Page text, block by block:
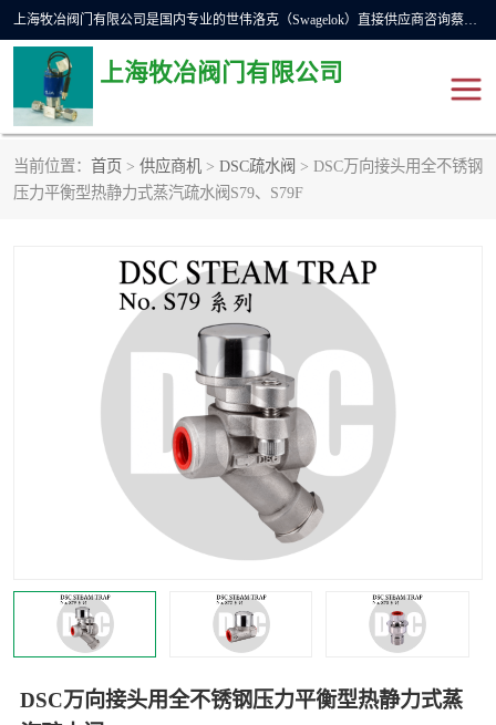
上海牧冶阀门有限公司是国内专业的世伟洛克（Swagelok）直接供应商咨询蔡工，主营世伟洛克球阀、世伟洛克针型阀、世伟洛克隔膜阀、世伟洛克旋塞阀、世伟洛克单向阀、世伟洛克接头、世伟洛克快速接头、世伟洛克卡套管、世伟洛克弯管器、世伟洛克工具等。
上海牧冶阀门有限公司
当前位置： 首页 > 供应商机 > DSC疏水阀 > DSC万向接头用全不锈钢
压力平衡型热静力式蒸汽疏水阀S79、S79F
DSC万向接头用全不锈钢压力平衡型热静力式蒸
世伟洛克 世伟洛克接头
世伟洛克过滤器 世伟洛克隔膜阀
世伟洛克单向阀 世伟洛克波纹管阀
美国霍克HOKE
世伟洛克针型阀 世伟洛克旋塞阀
世伟洛克卡套管 世伟洛克弯管器